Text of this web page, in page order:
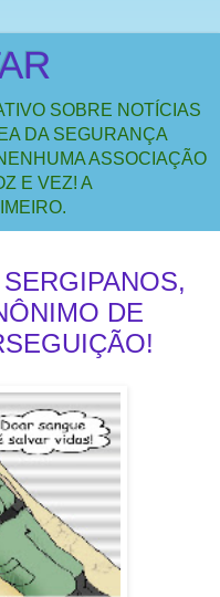
SOBRE NOTÍCIAS
DA SEGURANÇA
ASSOCIAÇÃO
E VEZ! A
DE